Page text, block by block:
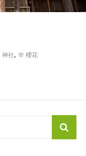
神社, 🌸 櫻花